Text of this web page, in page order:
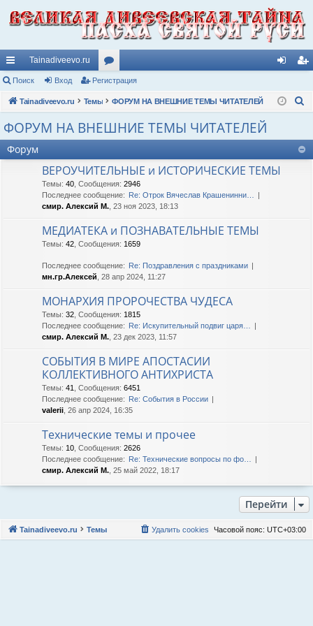
с
ы
лк
Tainadiveevo.ru
ор
ум
ы
д ис
ац
Поиск Вход Регистрация
Tainadiveevo.ru Темы ФОРУМ НА ВНЕШНИЕ ТЕМЫ ЧИТАТЕЛЕЙ
к
ФОРУМ НА ВНЕШНИЕ ТЕМЫ ЧИТАТЕЛЕЙ
Форум
ВЕРОУЧИТЕЛЬНЫЕ и ИСТОРИЧЕСКИЕ ТЕМЫ
Темы: 40 Сообщения: 2946
Последнее сообщение: Re: Отрок Вячеслав Крашенинни…
смир. Алексий М. , 23 ноя 2023, 18:13
МЕДИАТЕКА и ПОЗНАВАТЕЛЬНЫЕ ТЕМЫ
Темы: 42 Сообщения: 1659
Последнее сообщение: Re: Поздравления с праздниками
мн.гр.Алексей , 28 апр 2024, 11:27
МОНАРХИЯ ПРОРОЧЕСТВА ЧУДЕСА
Темы: 32 Сообщения: 1815
Последнее сообщение: Re: Искупительный подвиг царя…
смир. Алексий М. , 23 дек 2023, 11:57
СОБЫТИЯ В МИРЕ АПОСТАСИИ
КОЛЛЕКТИВНОГО АНТИХРИСТА
Темы: 41 Сообщения: 6451
Последнее сообщение: Re: События в России
valerii , 26 апр 2024, 16:35
Технические темы и прочее
Темы: 10 Сообщения: 2626
Последнее сообщение: Re: Технические вопросы по фо…
смир. Алексий М. , 25 май 2022, 18:17
Перейти
Tainadiveevo.ru Темы Часовой пояс: UTC+03:00
Удалить cookies